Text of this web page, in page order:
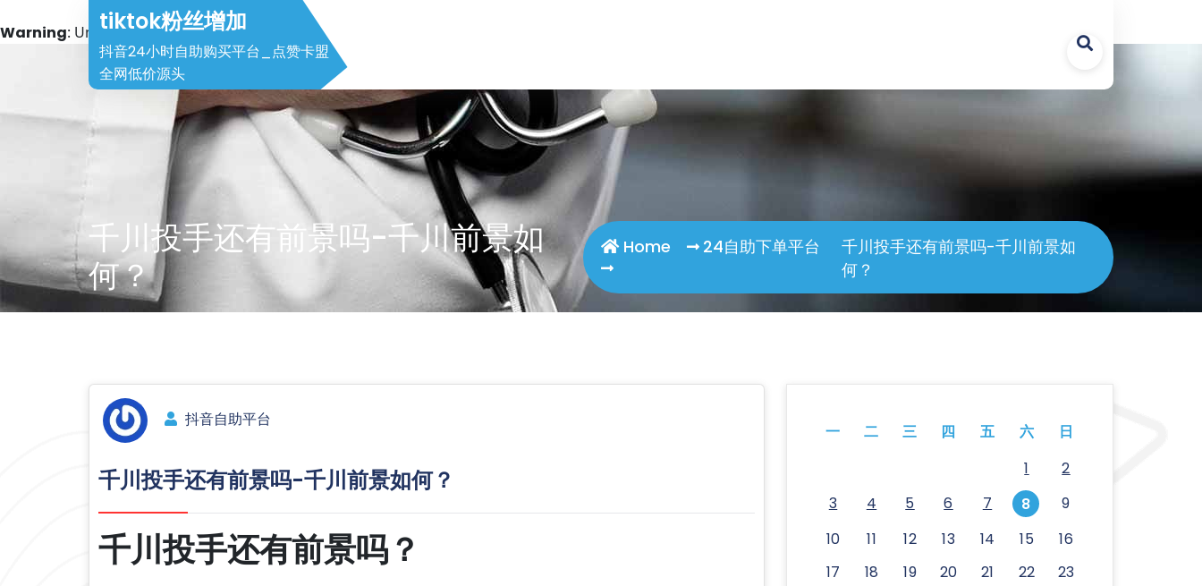
Warning: Undefined array key 2 in/www/wwwroot/haleiboer.com/wp-content/plugins/smart-seo-tool/classes/common.class.php
tiktok粉丝增加
抖音24小时自助购买平台_点赞卡盟
全网低价源头
千川投手还有前景吗-千川前景如
何？
Home 24自助下单平台 千川投手还有前景吗-千川前景如
何？
抖音自助平台
千川投手还有前景吗-千川前景如何？
千川投手还有前景吗？
一 二 三 四 五 六
日
1
2
3
4 5 6 7 8
9
10
11 12 13 14 15
16
17
18 19 20 21 22
23